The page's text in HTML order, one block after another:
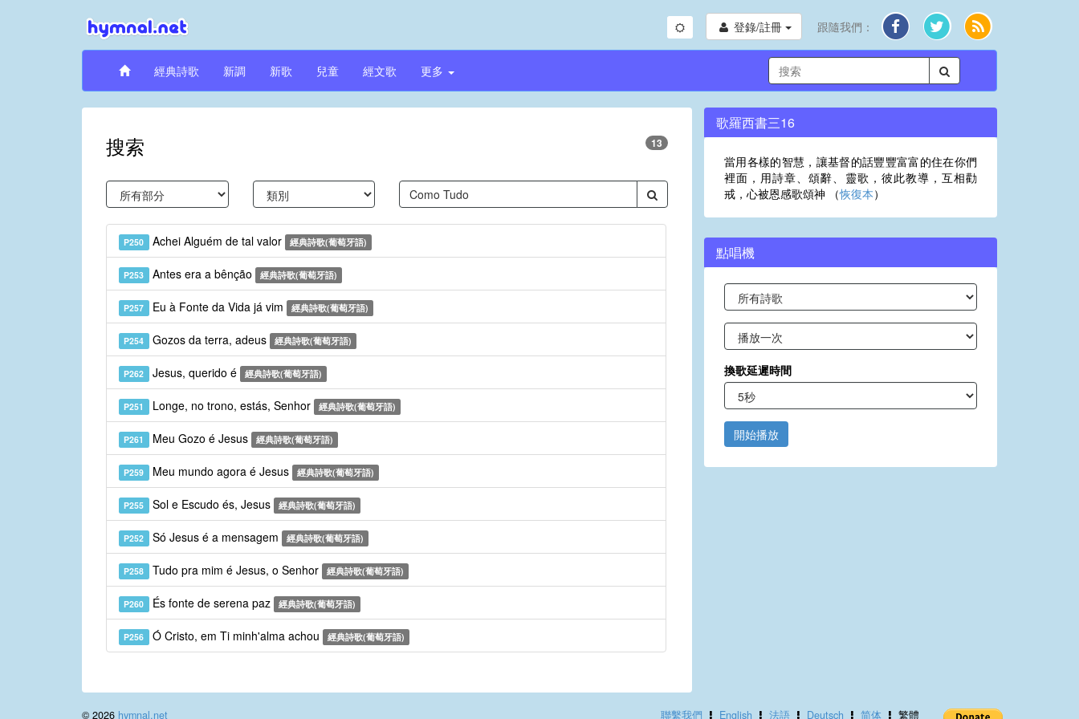
登錄/註冊 跟隨我們：
經典詩歌 新調 新歌 兒童 經文歌 更多
搜索 13
P250 Achei Alguém de tal valor 經典詩歌(葡萄牙語)
P253 Antes era a bênção 經典詩歌(葡萄牙語)
P257 Eu à Fonte da Vida já vim 經典詩歌(葡萄牙語)
P254 Gozos da terra, adeus 經典詩歌(葡萄牙語)
P262 Jesus, querido é 經典詩歌(葡萄牙語)
P251 Longe, no trono, estás, Senhor 經典詩歌(葡萄牙語)
P261 Meu Gozo é Jesus 經典詩歌(葡萄牙語)
P259 Meu mundo agora é Jesus 經典詩歌(葡萄牙語)
P255 Sol e Escudo és, Jesus 經典詩歌(葡萄牙語)
P252 Só Jesus é a mensagem 經典詩歌(葡萄牙語)
P258 Tudo pra mim é Jesus, o Senhor 經典詩歌(葡萄牙語)
P260 És fonte de serena paz 經典詩歌(葡萄牙語)
P256 Ó Cristo, em Ti minh'alma achou 經典詩歌(葡萄牙語)
歌羅西書三16
當用各樣的智慧，讓基督的話豐豐富富的住在你們
裡面，用詩章、頌辭、靈歌，彼此教導，互相勸
戒，心被恩感歌頌神 （恢復本）
點唱機
換歌延遲時間
開始播放
聯繫我們 English 法語 Deutsch 简体 繁體
© 2026 hymnal.net